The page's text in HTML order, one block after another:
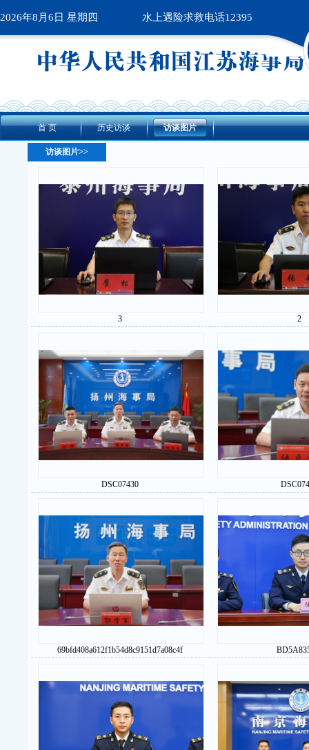
2026年8月6日 星期四 水上遇险求救电话12395
首 页 历史访谈 访谈图片
访谈图片>>
3 2
DSC07430
69bfd408a612f1b54d8c9151d7a08c4f